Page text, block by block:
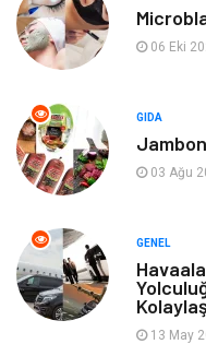
Organizasyon
Emlak
Genel Kültür
İnternet
06 Eki
GIDA
03 Ağu
GENEL
13 May